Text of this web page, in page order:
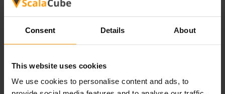
Consent Details About
This website uses cookies
We use cookies to personalise content and ads, to
Hospedagem de servidor
Valheim